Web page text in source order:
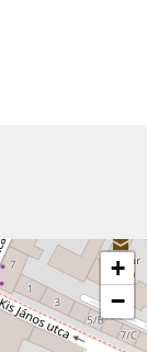
+
−